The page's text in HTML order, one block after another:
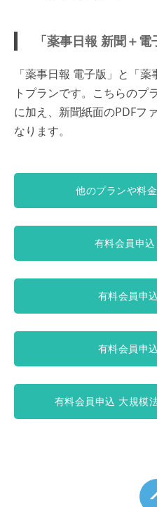
「薬事日報 新聞＋
「薬事日報 電子版」と「
トプランです。こちらのプ
に加え、新聞紙面のPDFフ
なります。
他のプランや料
有料会員申
有料会員申
有料会員申
有料会員申込 大規模